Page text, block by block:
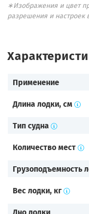
∗Изображения и цвет
разрешения и настроек
Применение
Длина лодки, см
Тип судна
Количество мест
Грузоподъемность
Вес лодки, кг